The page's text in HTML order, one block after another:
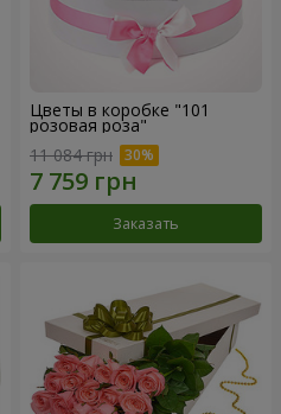
Цветы в коробке "101
розовая роза"
11 084 грн
Заказать